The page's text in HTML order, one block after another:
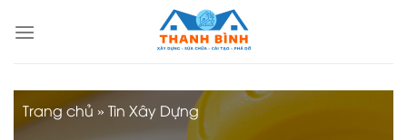
Trang chủ » Tin Xây Dựng